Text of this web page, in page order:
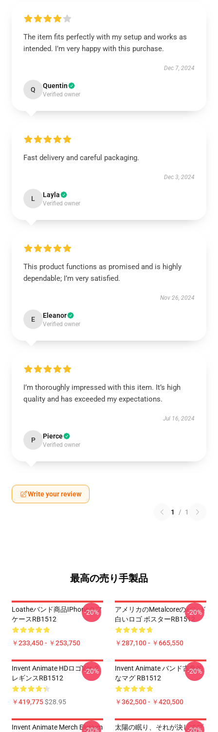
The item fits perfectly with my setup and works as
intended. I’m very happy with this purchase.
Dec 7, 2024
Q Quentin
Verified owner
Fast delivery and careful packaging.
Dec 3, 2024
L Layla
Verified owner
This product functions as promised and is highly
dependable; I’m very satisfied.
Nov 26, 2024
E Eleanor
Verified owner
I’m thoroughly impressed with this item. It’s high
quality and has exceeded my expectations.
Jul 16, 2024
P Pierce
Verified owner
Write your review
1 / 1
最高の売り手製品
Loatheバンド商品iPhoneタフ
ケースRB1512
￥233,450 - ￥253,750
-20%
アメリカのmetalcoreのバンド
白いロゴ ポスターRB1512
￥287,100 - ￥665,550
-20%
Invent Animate HDロゴVer. 2
レギンスRB1512
￥419,775$28.95
-20%
Invent Animate バンド古典的
なマグ RB1512
￥362,500 - ￥420,500
-20%
Invent Animate Merch Elysium
-20%
太陽の眠り、それが決してプ
-20%